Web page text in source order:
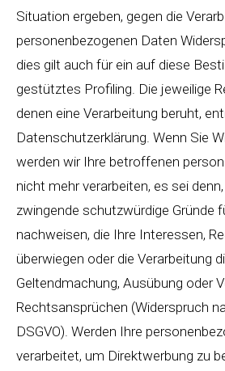
Situation ergeben, gegen die
personenbezogenen Daten
dies gilt auch für ein auf diese
gestütztes Profiling. Die jeweilige
denen eine Verarbeitung beruht,
Datenschutzerklärung. Wenn Sie
werden wir Ihre betroffenen
nicht mehr verarbeiten, es sei
zwingende schutzwürdige Gründe
nachweisen, die Ihre Interessen,
überwiegen oder die Verarbeitung
Geltendmachung, Ausübung oder
Rechtsansprüchen (Widerspruch
DSGVO). Werden Ihre
verarbeitet, um Direktwerbung zu